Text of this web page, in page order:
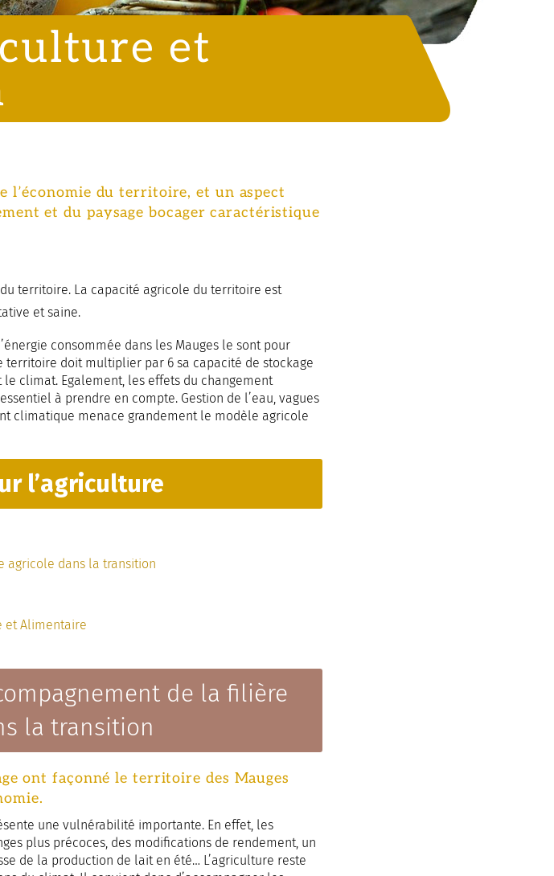
et
l’économie du territoire, et un aspect
et du paysage bocager caractéristique
territoire. La capacité agricole du territoire est
et saine.
consommée dans les Mauges le sont pour
doit multiplier par 6 sa capacité de stockage
climat. Egalement, les effets du changement
à prendre en compte. Gestion de l’eau, vagues
climatique menace grandement le modèle agricole
l’agriculture
agricole dans la transition
et Alimentaire
de la filière
la transition
ont façonné le territoire des Mauges
une vulnérabilité importante. En effet, les
plus précoces, des modifications de rendement, un
de la production de lait en été… L’agriculture reste